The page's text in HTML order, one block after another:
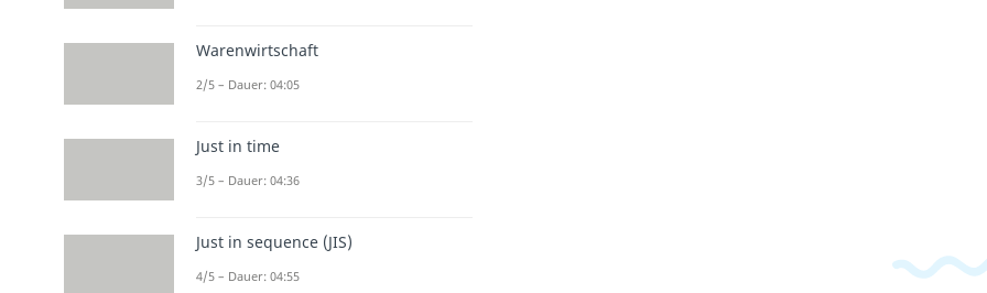
Warenwirtschaft
2/5 – Dauer: 04:05
Just in time
3/5 – Dauer: 04:36
Just in sequence (JIS)
4/5 – Dauer: 04:55